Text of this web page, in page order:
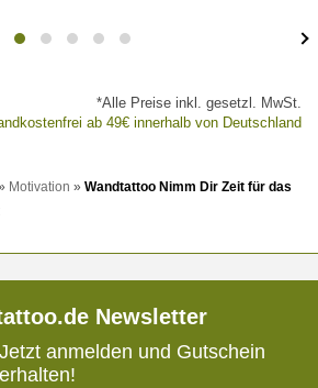
*Alle Preise inkl. gesetzl. MwSt.
ab 49€ innerhalb von Deutschland
Motivation » Wandtattoo Nimm Dir Zeit für das
Newsletter
Jetzt anmelden und Gutschein
erhalten!